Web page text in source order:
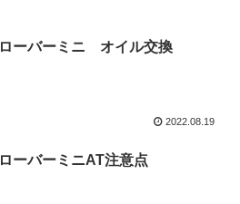
ローバーミニ オイル交換
2022.08.19
ローバーミニAT注意点